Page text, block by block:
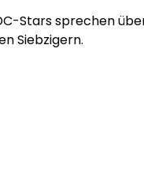
Stars sprechen
Siebzigern.